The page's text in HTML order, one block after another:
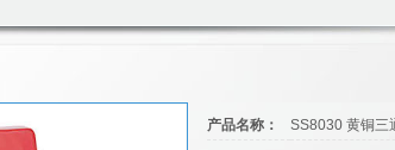
产品名称： SS8030 黄铜三